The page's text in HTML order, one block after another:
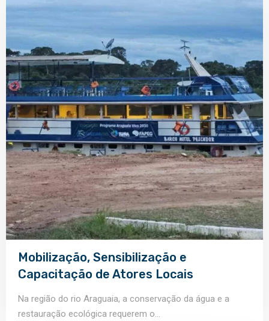
Mobilização, Sensibilização e
Capacitação de Atores Locais
Na região do rio Araguaia, a conservação da água e a
restauração ecológica requerem o...